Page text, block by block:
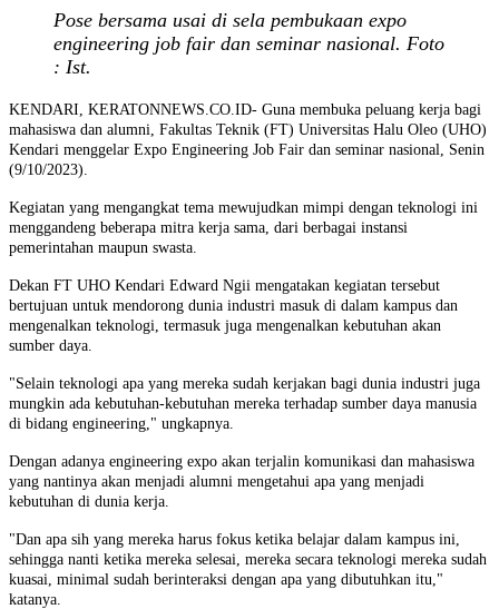
Pose bersama usai di sela pembukaan expo
engineering job fair dan seminar nasional. Foto
: Ist.
KENDARI, KERATONNEWS.CO.ID- Guna membuka peluang kerja bagi
mahasiswa dan alumni, Fakultas Teknik (FT) Universitas Halu Oleo (UHO)
Kendari menggelar Expo Engineering Job Fair dan seminar nasional, Senin
(9/10/2023).
Kegiatan yang mengangkat tema mewujudkan mimpi dengan teknologi ini
menggandeng beberapa mitra kerja sama, dari berbagai instansi
pemerintahan maupun swasta.
Dekan FT UHO Kendari Edward Ngii mengatakan kegiatan tersebut
bertujuan untuk mendorong dunia industri masuk di dalam kampus dan
mengenalkan teknologi, termasuk juga mengenalkan kebutuhan akan
sumber daya.
"Selain teknologi apa yang mereka sudah kerjakan bagi dunia industri juga
mungkin ada kebutuhan-kebutuhan mereka terhadap sumber daya manusia
di bidang engineering," ungkapnya.
Dengan adanya engineering expo akan terjalin komunikasi dan mahasiswa
yang nantinya akan menjadi alumni mengetahui apa yang menjadi
kebutuhan di dunia kerja.
"Dan apa sih yang mereka harus fokus ketika belajar dalam kampus ini,
sehingga nanti ketika mereka selesai, mereka secara teknologi mereka sudah
kuasai, minimal sudah berinteraksi dengan apa yang dibutuhkan itu,"
katanya.